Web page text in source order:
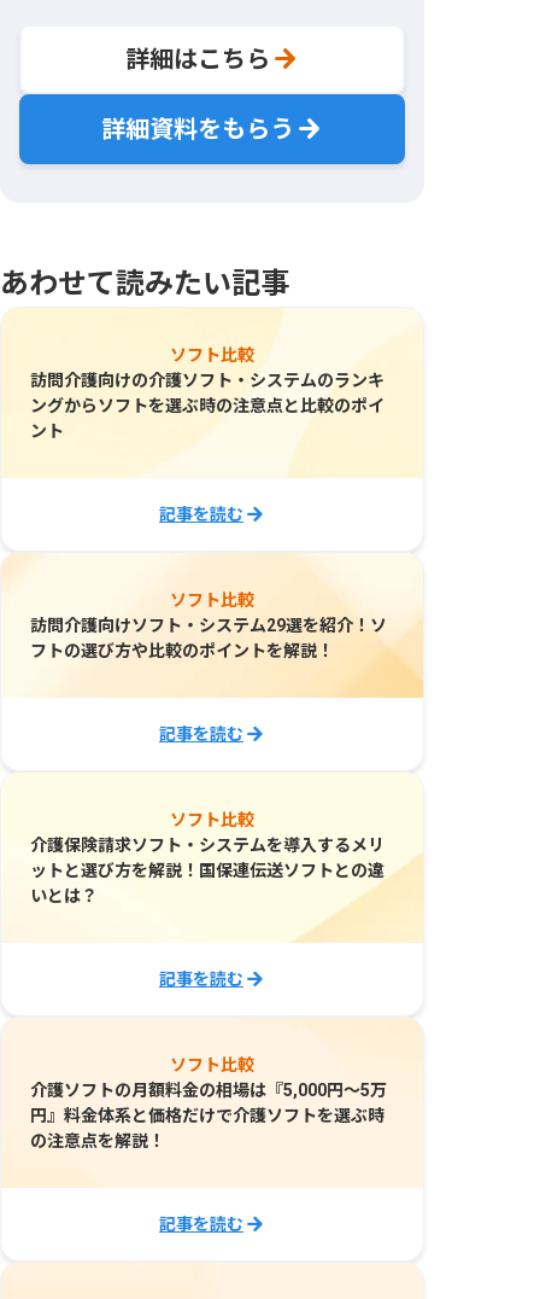
詳細はこちら
詳細資料をもらう
あわせて読みたい記事
ソフト比較
訪問介護向けの介護ソフト・システムのランキ
ングからソフトを選ぶ時の注意点と比較のポイ
ント
記事を読む
ソフト比較
訪問介護向けソフト・システム29選を紹介！ソ
フトの選び方や比較のポイントを解説！
記事を読む
ソフト比較
介護保険請求ソフト・システムを導入するメリ
ットと選び方を解説！国保連伝送ソフトとの違
いとは？
記事を読む
ソフト比較
介護ソフトの月額料金の相場は『5,000円～5万
円』料金体系と価格だけで介護ソフトを選ぶ時
の注意点を解説！
記事を読む